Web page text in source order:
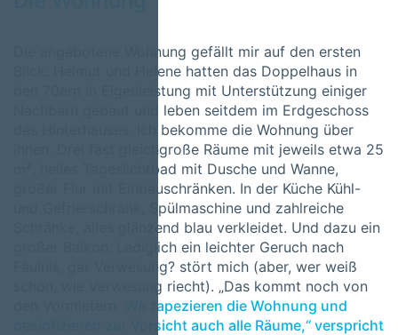
Die angebotene Wohnung gefällt mir auf den ersten
Blick. Helmut und Helene hatten das Doppelhaus in
den 70ern in Eigenleistung mit Unterstützung einiger
Nachbarn gebaut und leben seitdem im Erdgeschoss
des Hinterhauses. Ich bekomme die Wohnung über
ihnen. Drei fast gleichgroße Räume mit jeweils etwa 25
m², helles Tageslichtbad mit Dusche und Wanne,
großer Flur mit Einbauschränken. In der Küche Kühl-
und Gefrierschrank, Spülmaschine und zahlreiche
Schränke, alles glänzend blau verkleidet. Und dazu ein
großer Balkon. Lediglich ein leichter Geruch nach
Fäulnis, gar Verwesung? stört mich (aber, wer weiß
schon, wie Verwesung riecht). „Das kommt noch von
Wir tapezieren die Wohnung und
desinfizieren zur Vorsicht auch alle Räume,“ verspricht